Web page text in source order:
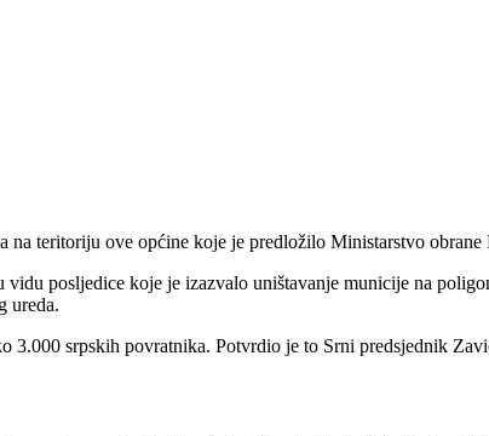
teritoriju ove općine koje je predložilo Ministarstvo obrane
posljedice koje je izazvalo uništavanje municije na
ureda.
srpskih povratnika. Potvrdio je to Srni predsjednik